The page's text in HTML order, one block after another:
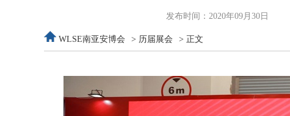
发布时间：2020年09月30日
WLSE南亚安博会 > 历届展会 > 正文